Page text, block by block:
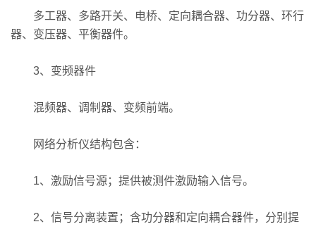
多工器、多路开关、电桥、定向耦合器、功分器、环行
器、变压器、平衡器件。
3、变频器件
混频器、调制器、变频前端。
网络分析仪结构包含：
1、激励信号源；提供被测件激励输入信号。
2、信号分离装置；含功分器和定向耦合器件，分别提